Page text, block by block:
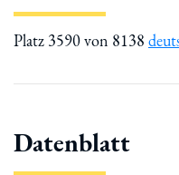
Platz 3590 von 8138
Datenblatt